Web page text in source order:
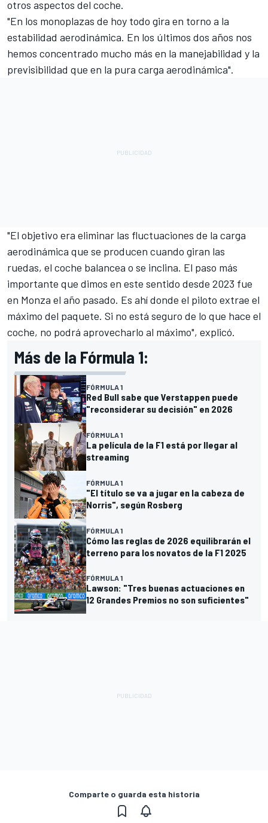
otros aspectos del coche.
"En los monoplazas de hoy todo gira en torno a la
estabilidad aerodinámica. En los últimos dos años nos
hemos concentrado mucho más en la manejabilidad y la
previsibilidad que en la pura carga aerodinámica".
"El objetivo era eliminar las fluctuaciones de la carga
aerodinámica que se producen cuando giran las
ruedas, el coche balancea o se inclina. El paso más
importante que dimos en este sentido desde 2023 fue
en Monza el año pasado. Es ahí donde el piloto extrae el
máximo del paquete. Si no está seguro de lo que hace el
coche, no podrá aprovecharlo al máximo", explicó.
Más de la Fórmula 1:
FÓRMULA 1
Red Bull sabe que Verstappen puede
"reconsiderar su decisión" en 2026
FÓRMULA 1
La película de la F1 está por llegar al
streaming
FÓRMULA 1
"El título se va a jugar en la cabeza de
Norris", según Rosberg
FÓRMULA 1
Cómo las reglas de 2026 equilibrarán el
terreno para los novatos de la F1 2025
FÓRMULA 1
Lawson: "Tres buenas actuaciones en
12 Grandes Premios no son suficientes"
Comparte o guarda esta historia